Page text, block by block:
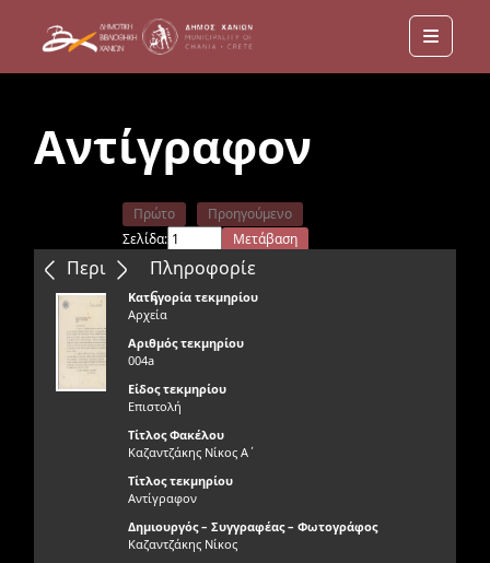
Menu
Αντίγραφον
Περιεχόμενα
Πρώτο
Προηγούμενο
Σελίδα:
Μετάβαση
Επόμενο
Τελευταίο
Πληροφορίε
ς
Κατηγορία τεκμηρίου
Αρχεία
Αριθμός τεκμηρίου
004a
Είδος τεκμηρίου
Επιστολή
Τίτλος Φακέλου
Καζαντζάκης Νίκος Α΄
Τίτλος τεκμηρίου
Αντίγραφον
Δημιουργός – Συγγραφέας – Φωτογράφος
Καζαντζάκης Νίκος